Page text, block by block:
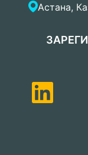
Астана,
LinkedIn